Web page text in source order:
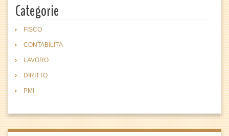
Categorie
FISCO
CONTABILITÀ
LAVORO
DIRITTO
PMI